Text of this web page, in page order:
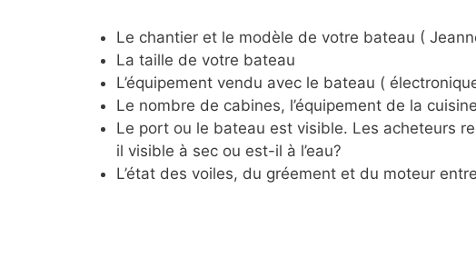
Le chantier et le modèle de votre bateau (
La taille de votre bateau
L’équipement vendu avec le bateau (
Le nombre de cabines, l’équipement de la
Le port ou le bateau est visible. Les acheteurs
il visible à sec ou est-il à l’eau?
L’état des voiles, du gréement et du moteur